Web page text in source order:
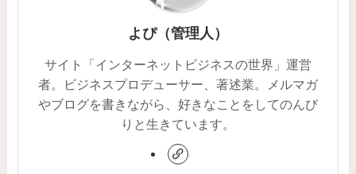
よぴ（管理人）
サイト「インターネットビジネスの世界」運営
者。ビジネスプロデューサー、著述業。メルマガ
やブログを書きながら、好きなことをしてのんび
りと生きています。